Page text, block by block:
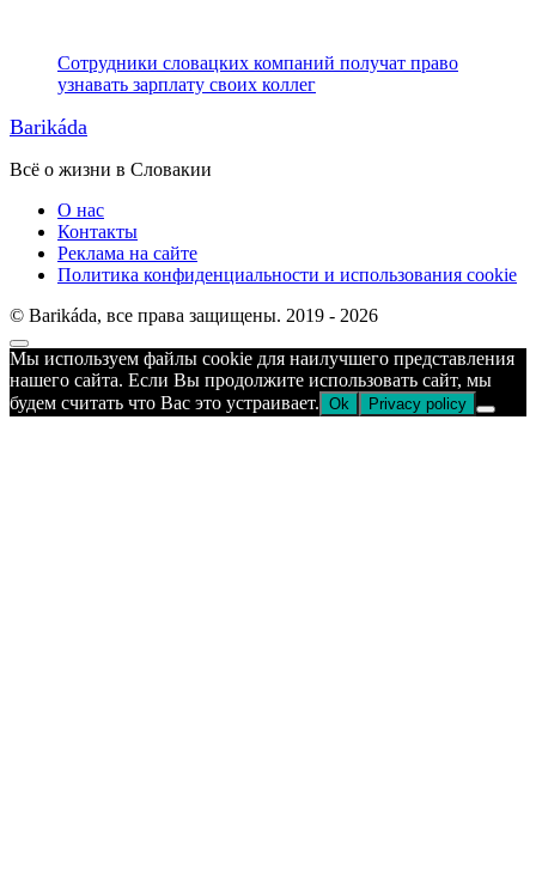
Сотрудники словацких компаний получат право
узнавать зарплату своих коллег
Barikáda
Всё о жизни в Словакии
О нас
Контакты
Реклама на сайте
Политика конфиденциальности и использования cookie
© Barikáda, все права защищены. 2019 - 2026
Прокрутка
к
верху
Мы используем файлы cookie для наилучшего представления
нашего сайта. Если Вы продолжите использовать сайт, мы
будем считать что Вас это устраивает. Ok Privacy policy